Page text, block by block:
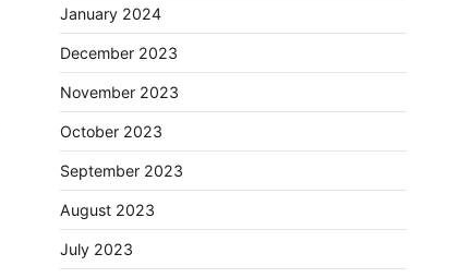
January 2024
December 2023
November 2023
October 2023
September 2023
August 2023
July 2023